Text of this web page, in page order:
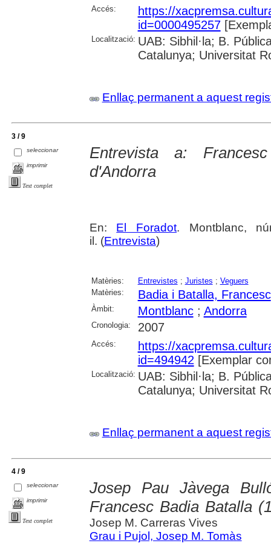
Accés:
https://
id=0000495257
Localització: UAB: Sibhil·la; B.
Catalunya; Universitat
Enllaç permanent a aquest
3 / 9
seleccionar
imprimir
Text complet
Entrevista a:
d'Andorra
En: El Foradot. Montblanc,
il. (Entrevista)
Matèries: Entrevistes ; Juristes ; Veguers
Matèries:
Badia i Batalla, Francesc
Àmbit: Montblanc; Andorra
Cronologia: 2007
Accés:
https://
id=494942 [Exemplar
Localització: UAB: Sibhil·la; B.
Catalunya; Universitat
Enllaç permanent a aquest
4 / 9
seleccionar
imprimir
Text complet
Josep Pau Jàvega
Francesc Badia Batalla
Josep M. Carreras Vives
Grau i Pujol, Josep M. Tomàs